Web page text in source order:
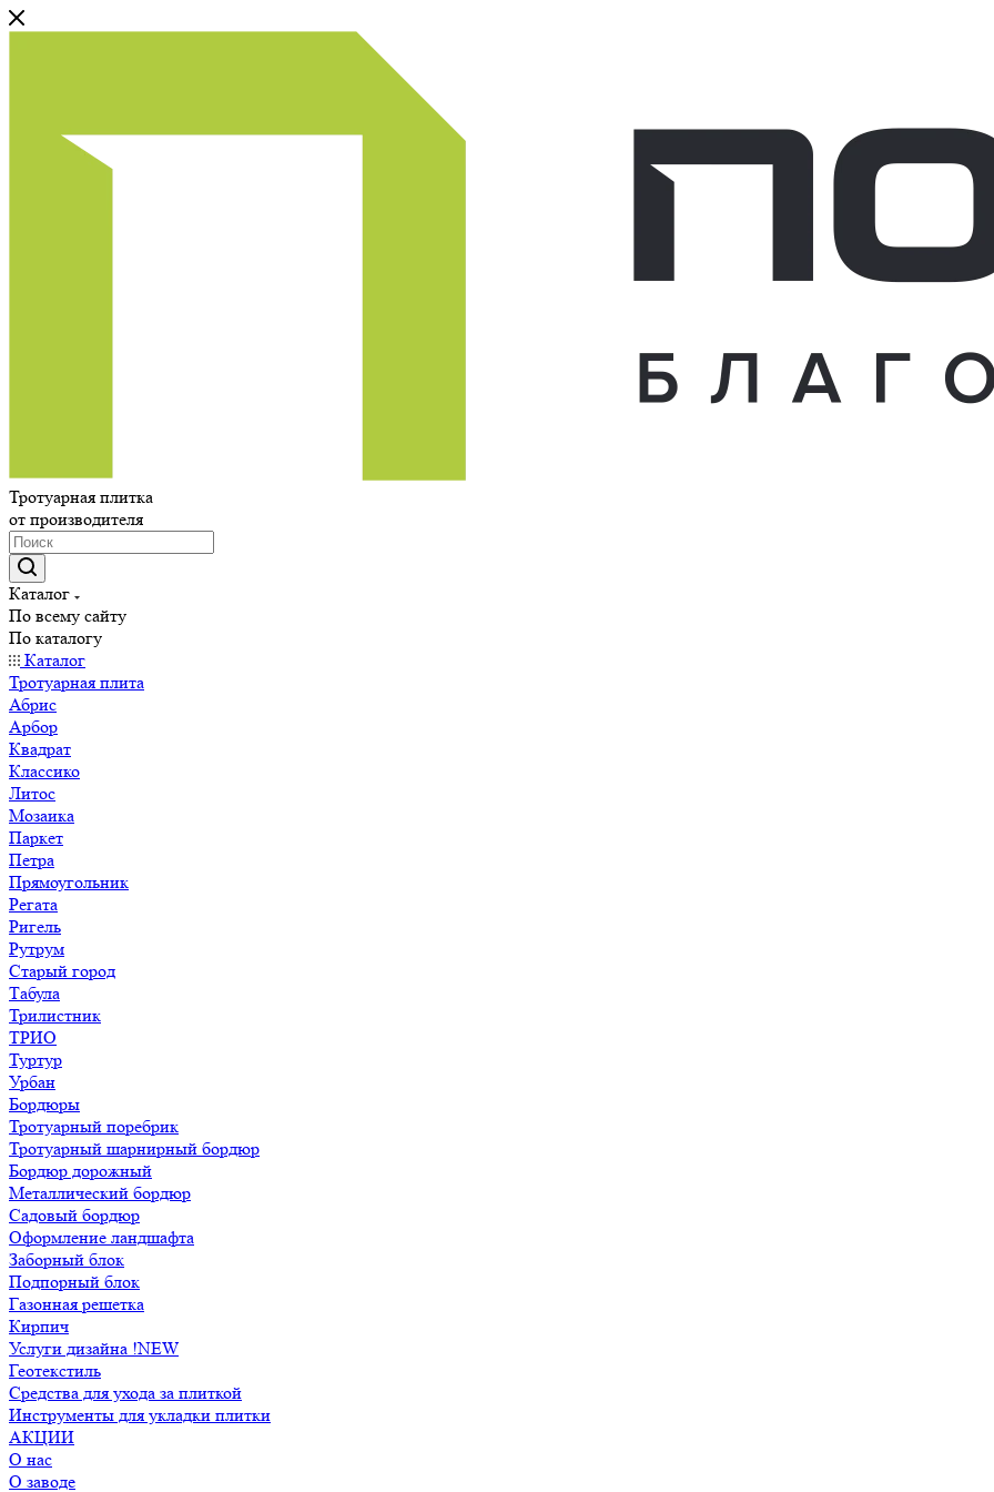
Тротуарная плитка
от производителя
Каталог
По всему сайту
По каталогу
Каталог
Тротуарная плита
Абрис
Арбор
Квадрат
Классико
Литос
Мозаика
Паркет
Петра
Прямоугольник
Регата
Ригель
Рутрум
Старый город
Табула
Трилистник
ТРИО
Туртур
Урбан
Бордюры
Тротуарный поребрик
Тротуарный шарнирный бордюр
Бордюр дорожный
Металлический бордюр
Садовый бордюр
Оформление ландшафта
Заборный блок
Подпорный блок
Газонная решетка
Кирпич
Услуги дизайна !NEW
Геотекстиль
Средства для ухода за плиткой
Инструменты для укладки плитки
АКЦИИ
О нас
О заводе